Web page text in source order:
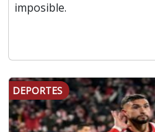
imposible.
DEPORTES